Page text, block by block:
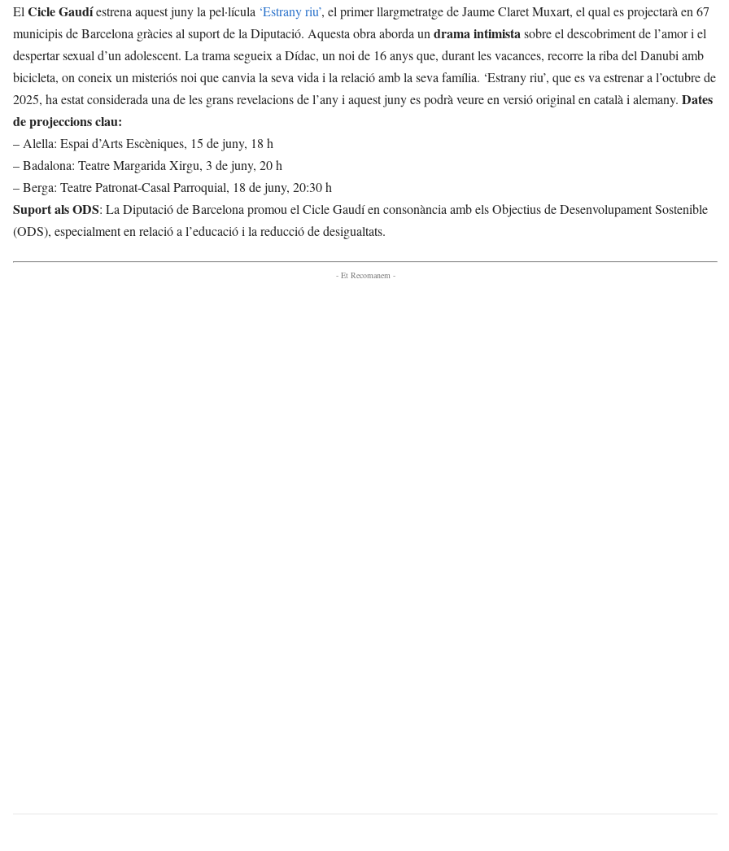
ElCicle Gaudíestrena aquest juny la pel·lícula ‘Estrany riu’, el primer llargmetratge de Jaume Claret Muxart, el qual es projectarà en 67
municipis de Barcelona gràcies al suport de la Diputació. Aquesta obra aborda undrama intimistasobre el descobriment de l’amor i el
despertar sexual d’un adolescent. La trama segueix a Dídac, un noi de 16 anys que, durant les vacances, recorre la riba del Danubi amb
bicicleta, on coneix un misteriós noi que canvia la seva vida i la relació amb la seva família. ‘Estrany riu’, que es va estrenar a l’octubre de
2025, ha estat considerada una de les grans revelacions de l’any i aquest juny es podrà veure en versió original en català i alemany. Dates
de projeccions clau:
– Alella: Espai d’Arts Escèniques, 15 de juny, 18 h
– Badalona: Teatre Margarida Xirgu, 3 de juny, 20 h
– Berga: Teatre Patronat-Casal Parroquial, 18 de juny, 20:30 h
Suport als ODS: La Diputació de Barcelona promou el Cicle Gaudí en consonància amb els Objectius de Desenvolupament Sostenible
(ODS), especialment en relació a l’educació i la reducció de desigualtats.
- Et Recomanem -